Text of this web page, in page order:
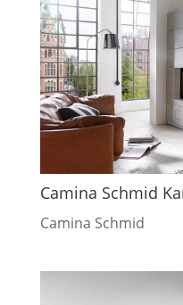
Camina Schmid
Camina Schmid